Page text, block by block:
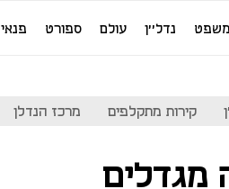
משפט נדל''ן עולם ספורט פנאי
קירות מתקלפים מרכז הנדלן
מגדלים